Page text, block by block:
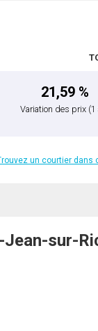
21,59 %
Variation des prix (1
un courtier dans
sur-